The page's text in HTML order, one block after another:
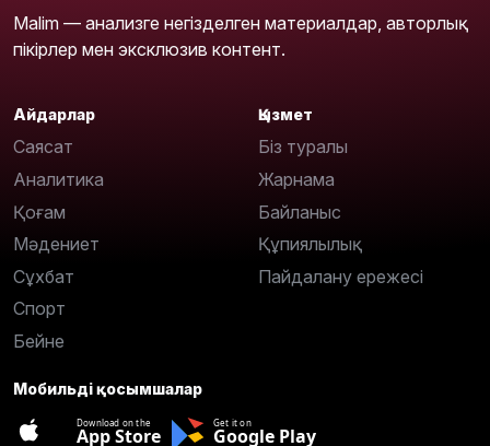
Malim — анализге негізделген материалдар, авторлық
пікірлер мен эксклюзив контент.
Айдарлар
Саясат
Аналитика
Қоғам
Мәдениет
Сұхбат
Спорт
Бейне
Қызмет
Біз туралы
Жарнама
Байланыс
Құпиялылық
Пайдалану ережесі
Мобильді қосымшалар
Download on the
App Store
Get it on
Google Play